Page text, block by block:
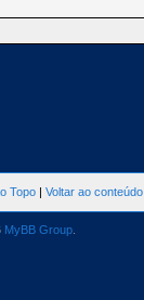
Topo | Voltar ao conteúdo
MyBB Group